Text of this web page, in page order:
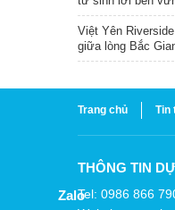
Việt Yên
giữa lòng Bắc
Trang chủ Tin
THÔNG TIN
Tel: 0986 866
Zalo